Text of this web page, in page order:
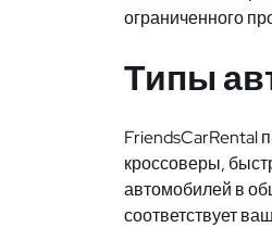
ограниченного
Типы
FriendsCarRental
кроссоверы,
автомобилей в
соответствует